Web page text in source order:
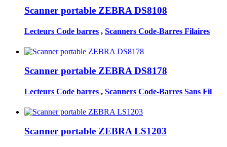
Scanner portable ZEBRA DS8108
Lecteurs Code barres , Scanners Code-Barres Filaires
Scanner portable ZEBRA DS8178
Lecteurs Code barres , Scanners Code-Barres Sans Fil
Scanner portable ZEBRA LS1203